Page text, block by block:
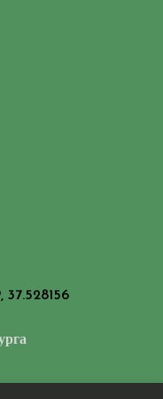
37.528156